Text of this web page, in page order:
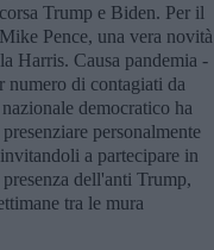
Trump e Biden. Per il
Pence, una vera novità
Harris. Causa pandemia -
numero di contagiati da
democratico ha
personalmente
a partecipare in
dell'anti Trump,
tra le mura